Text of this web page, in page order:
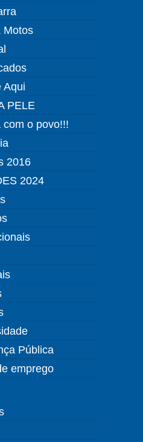
Motos
Aqui
PELE
com o povo!!!
2016
2024
Pública
emprego